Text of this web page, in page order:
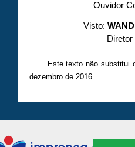
Ouvidor
Visto:
Diretor
Este texto não substitui
dezembro de 2016.